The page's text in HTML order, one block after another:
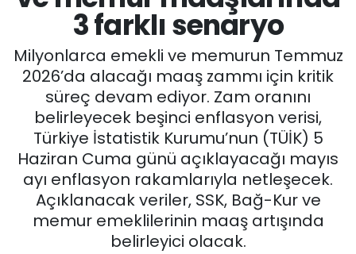
3 farklı senaryo
Milyonlarca emekli ve memurun Temmuz
2026’da alacağı maaş zammı için kritik
süreç devam ediyor. Zam oranını
belirleyecek beşinci enflasyon verisi,
Türkiye İstatistik Kurumu’nun (TÜİK) 5
Haziran Cuma günü açıklayacağı mayıs
ayı enflasyon rakamlarıyla netleşecek.
Açıklanacak veriler, SSK, Bağ-Kur ve
memur emeklilerinin maaş artışında
belirleyici olacak.
SİYASET
EĞİTİM
MAGAZİN
SAĞLIK
SPOR
11:11 MANŞET
Tüm Manşetler
Son Dakika Haberleri
Haber Arşivi